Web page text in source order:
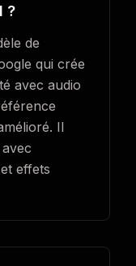
?
de
qui crée
avec audio
Il
effets